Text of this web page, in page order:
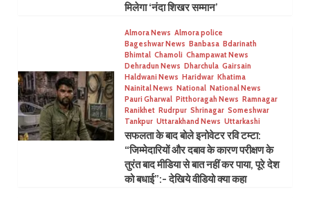
मिलेगा ‘नंदा शिखर सम्मान’
Almora News Almora police
Bageshwar News Banbasa Bdarinath
Bhimtal Chamoli Champawat News
Dehradun News Dharchula Gairsain
Haldwani News Haridwar Khatima
Nainital News National National News
Pauri Gharwal Pitthoragah News Ramnagar
Ranikhet Rudrpur Shrinagar Someshwar
Tankpur Uttarakhand News Uttarkashi
सफलता के बाद बोले इनोवेटर रवि टम्टा:
“जिम्मेदारियों और दबाव के कारण परीक्षण के
तुरंत बाद मीडिया से बात नहीं कर पाया, पूरे देश
को बधाई”:- देखिये वीडियो क्या कहा